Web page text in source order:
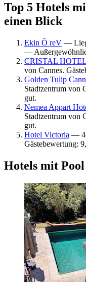
Top 5 Hotels
einen Blick
Ekin Ô reV —
—
CRISTAL
von Cannes.
Golden Tulip
Stadtzentrum von
gut.
Nemea Appart
Stadtzentrum von
gut.
Hotel Victoria — 4-
Gästebewertung:
Hotels mit